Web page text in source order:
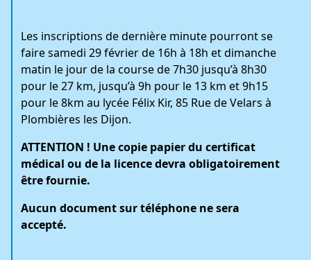
Les inscriptions de dernière minute pourront se
faire samedi 29 février de 16h à 18h et dimanche
matin le jour de la course de 7h30 jusqu’à 8h30
pour le 27 km, jusqu’à 9h pour le 13 km et 9h15
pour le 8km au lycée Félix Kir, 85 Rue de Velars à
Plombières les Dijon.
ATTENTION ! Une copie papier du certificat
médical ou de la licence devra obligatoirement
être fournie.
Aucun document sur téléphone ne sera
accepté.